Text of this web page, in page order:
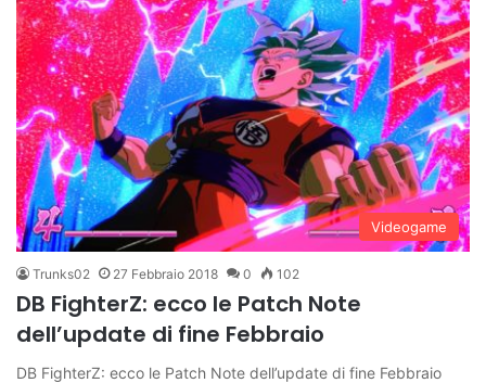
Videogame
Trunks02 27 Febbraio 2018 0 102
DB FighterZ: ecco le Patch Note
dell’update di fine Febbraio
DB FighterZ: ecco le Patch Note dell’update di fine Febbraio